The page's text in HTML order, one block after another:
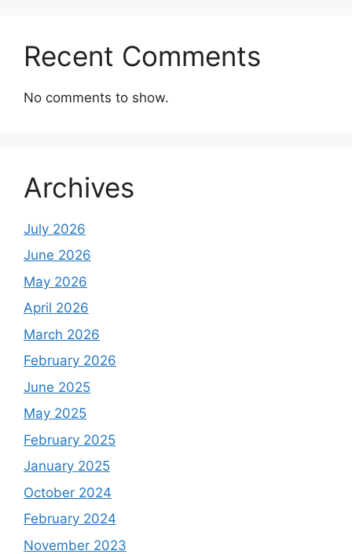
Recent Comments
No comments to show.
Archives
July 2026
June 2026
May 2026
April 2026
March 2026
February 2026
June 2025
May 2025
February 2025
January 2025
October 2024
February 2024
November 2023